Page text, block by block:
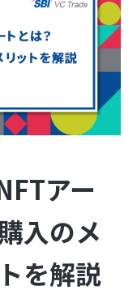
アー
入のメ
を解説